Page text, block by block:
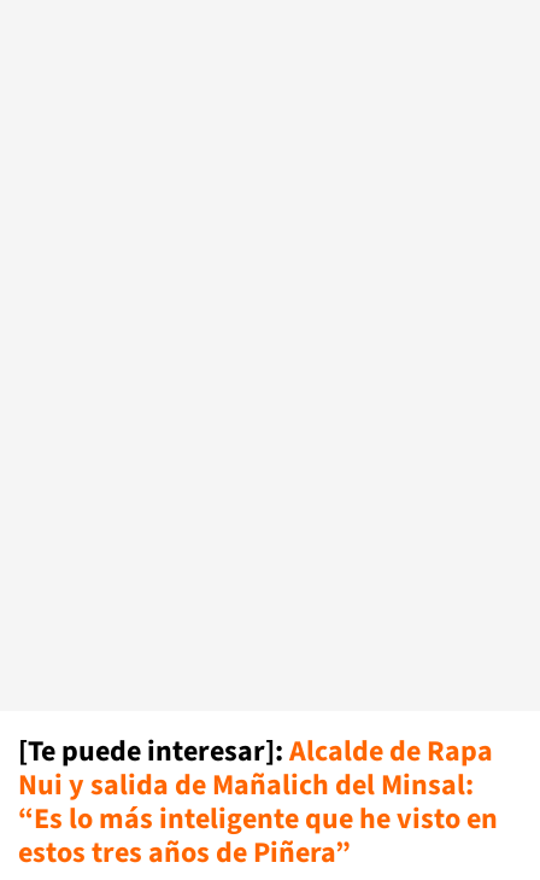
[Te puede interesar]:Alcalde de Rapa
Nui y salida de Mañalich del Minsal:
“Es lo más inteligente que he visto en
estos tres años de Piñera”